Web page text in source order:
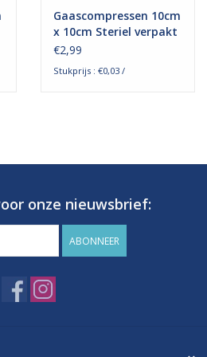
Gaascompressen 10cm
x 10cm Steriel verpakt
€2,99
Stukprijs : €0,03 /
onze nieuwsbrief:
ABONNEER